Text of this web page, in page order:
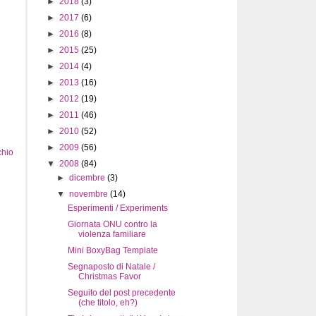
► 2017 (6)
► 2016 (8)
► 2015 (25)
► 2014 (4)
► 2013 (16)
► 2012 (19)
► 2011 (46)
► 2010 (52)
► 2009 (56)
▼ 2008 (84)
►dicembre(3)
▼novembre(14)
Esperimenti / Experiments
Giornata ONU contro la
violenza familiare
Mini BoxyBag Template
Segnaposto di Natale /
Christmas Favor
Seguito del post precedente
(che titolo, eh?)